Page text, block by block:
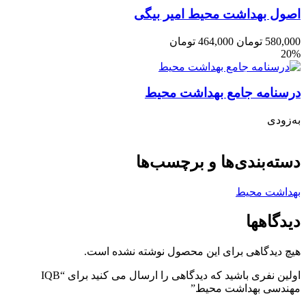
اصول بهداشت محیط امیر بیگی
580,000 تومان 464,000 تومان
20%
درسنامه جامع بهداشت محیط
به‌زودی
دسته‌بندی‌ها و برچسب‌ها
بهداشت محیط
دیدگاهها
هیچ دیدگاهی برای این محصول نوشته نشده است.
اولین نفری باشید که دیدگاهی را ارسال می کنید برای “IQB
مهندسی بهداشت محیط”